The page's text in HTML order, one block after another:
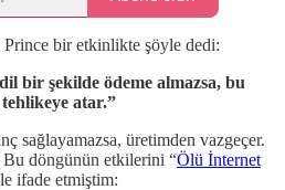
bir etkinlikte şöyle dedi:
bir şekilde ödeme almazsa, bu
atar.”
sağlayamazsa, üretimden vazgeçer.
Bu döngünün etkilerini “Ölü İnternet
ifade etmiştim: